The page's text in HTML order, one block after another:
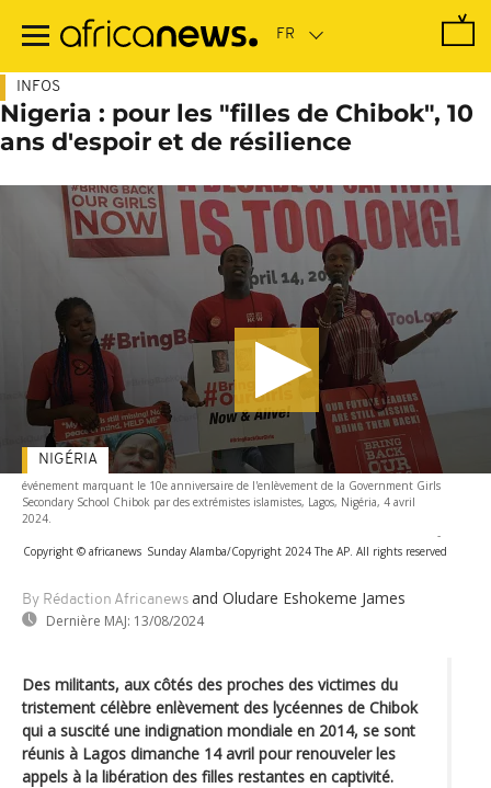
contenu
INFOS
Nigeria : pour les "filles de Chibok", 10
ans d'espoir et de résilience
événement marquant le 10e anniversaire de l'enlèvement de la Government Girls
Secondary School Chibok par des extrémistes islamistes, Lagos, Nigéria, 4 avril
2024.
-
Copyright © africanews Sunday Alamba/Copyright 2024 The AP. All rights reserved
By Rédaction Africanews and Oludare Eshokeme James
Dernière MAJ: 13/08/2024
NIGÉRIA
Des militants, aux côtés des proches des victimes du
tristement célèbre enlèvement des lycéennes de Chibok
qui a suscité une indignation mondiale en 2014, se sont
réunis à Lagos dimanche 14 avril pour renouveler les
appels à la libération des filles restantes en captivité.